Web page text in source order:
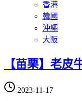
香港
韓國
沖繩
大阪
【苗栗】老
2023-11-17